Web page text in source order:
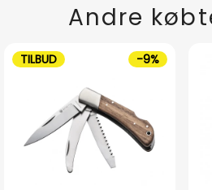
Andre
TILBUD -9%